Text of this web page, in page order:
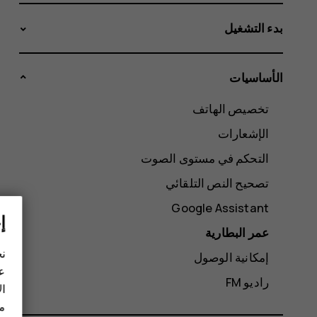
بدء التشغيل
الأساسيات
تخصيص الهاتف
الإشعارات
التحكم في مستوى الصوت
تصحيح النص التلقائي
Google Assistant
عمر البطارية
إمكانية الوصول
راديو FM